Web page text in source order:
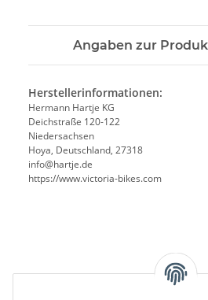
Angaben zur
Herstellerinformationen:
Hermann Hartje KG
Deichstraße 120-122
Niedersachsen
Hoya, Deutschland, 27318
info@hartje.de
https://www.victoria-bikes.com